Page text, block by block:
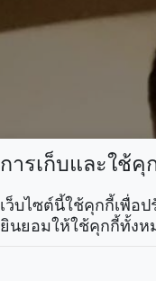
การเก็บและใช้คุ
เว็บไซต์นี้ใช้คุกกี้เพื่อ
ยินยอมให้ใช้คุกกี้ทั้งห